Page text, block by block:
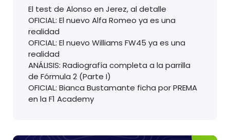
El test de Alonso en Jerez, al detalle
OFICIAL: El nuevo Alfa Romeo ya es una
realidad
OFICIAL: El nuevo Williams FW45 ya es una
realidad
ANÁLISIS: Radiografía completa a la parrilla
de Fórmula 2 (Parte I)
OFICIAL: Bianca Bustamante ficha por PREMA
en la F1 Academy